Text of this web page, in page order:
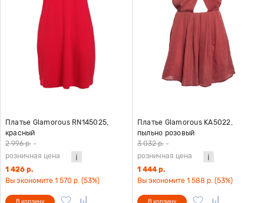
Платье Glamorous RN145025,
красный
2 996 р. -
розничная цена
1 426 р.
Вы экономите 1 570 р. (53%)
Платье Glamorous KA5022,
пыльно розовый
3 032 р. -
розничная цена
1 444 р.
Вы экономите 1 588 р. (53%)